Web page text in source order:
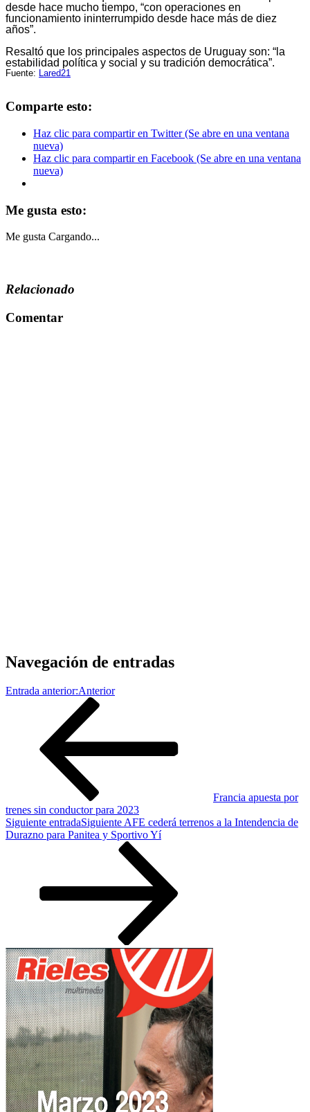
desde hace mucho tiempo, “con operaciones en
funcionamiento ininterrumpido desde hace más de diez
años”.
Resaltó que los principales aspectos de Uruguay son: “la
estabilidad política y social y su tradición democrática”.
Fuente: Lared21
Comparte esto:
Haz clic para compartir en Twitter (Se abre en una ventana
nueva)
Haz clic para compartir en Facebook (Se abre en una ventana
nueva)
Me gusta esto:
Me gusta Cargando...
Relacionado
Comentar
Navegación de entradas
Entrada anterior:Anterior
Francia apuesta por
trenes sin conductor para 2023
Siguiente entradaSiguienteAFE cederá terrenos a la Intendencia de
Durazno para Panitea y Sportivo Yí